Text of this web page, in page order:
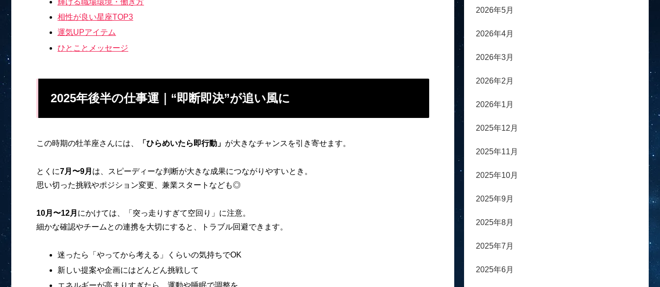
輝ける職場環境・働き方
相性が良い星座TOP3
運気UPアイテム
ひとことメッセージ
2025年後半の仕事運｜“即断即決”が追い風に
この時期の牡羊座さんには、 「ひらめいたら即行動」 が大きなチャンスを引き寄せます。
とくに7月〜9月 は、スピーディーな判断が大きな成果につながりやすいとき。
思い切った挑戦やポジション変更、兼業スタートなども◎
10月〜12月 にかけては、「突っ走りすぎて空回り」に注意。
細かな確認やチームとの連携を大切にすると、トラブル回避できます。
迷ったら「やってから考える」くらいの気持ちでOK
新しい提案や企画にはどんどん挑戦して
2026年5月
2026年4月
2026年3月
2026年2月
2026年1月
2025年12月
2025年11月
2025年10月
2025年9月
2025年8月
2025年7月
2025年6月